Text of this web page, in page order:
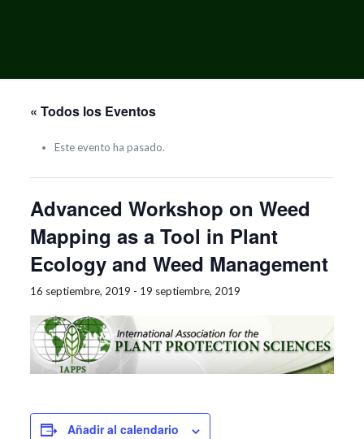
« Todos los Eventos
Este evento ha pasado.
Advanced Workshop on Weed
Mapping as a Tool in Plant
Ecology and Weed Management
16 septiembre, 2019 - 19 septiembre, 2019
Añadir al calendario